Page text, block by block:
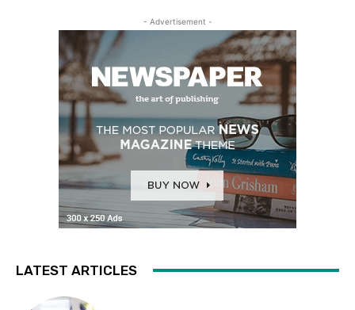
- Advertisement -
LATEST ARTICLES